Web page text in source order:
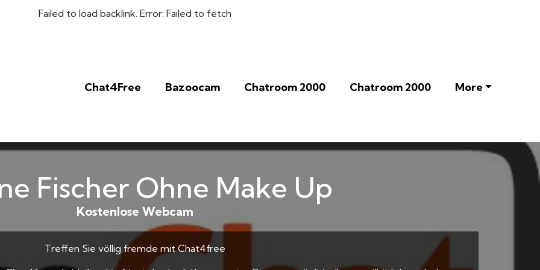
Failed to load backlink. Error: Failed to fetch
Chat4Free Bazoocam Chatroom 2000 Chatroom 2000 More
Fischer Ohne Make Up
Kostenlose Webcam
Treffen Sie völlig fremde mit Chat4free